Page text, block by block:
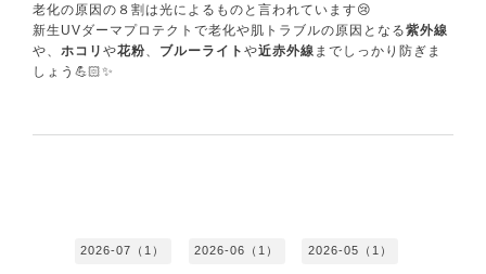
老化の原因の８割は光によるものと言われています😢
新生UVダーマプロテクトで老化や肌トラブルの原因となる紫外線
や、ホコリや花粉、 ブルーライトや近赤外線 までしっかり防ぎま
しょう💪🏻✨
2026-07（1） 2026-06（1） 2026-05（1）